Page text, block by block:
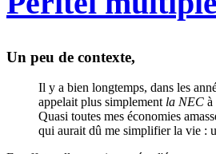
Un peu de contexte,
Il y a bien longtemps, dans les
appelait plus simplement la NEC à
Quasi toutes mes économies
qui aurait dû me simplifier la vie :